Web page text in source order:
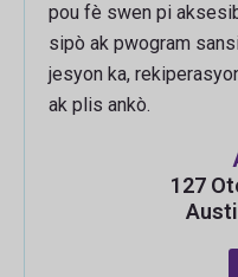
pou fè swen pi
sipò ak pwogram
jesyon ka,
ak plis ankò.
127